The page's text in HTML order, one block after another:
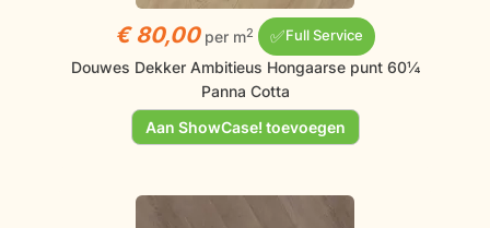
€ 80,00 per m2 ✅Full Service
Douwes Dekker Ambitieus Hongaarse punt 60¼
Panna Cotta
Aan ShowCase! toevoegen